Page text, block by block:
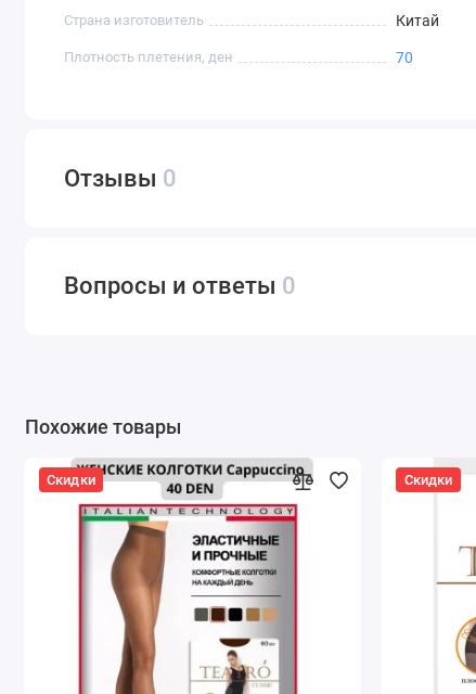
Страна изготовитель Китай
Плотность плетения, ден 70
Отзывы 0
Вопросы и ответы 0
Похожие товары
Скидки Скидки